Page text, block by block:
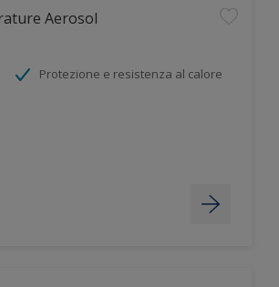
Aerosol
Protezione e resistenza al calore